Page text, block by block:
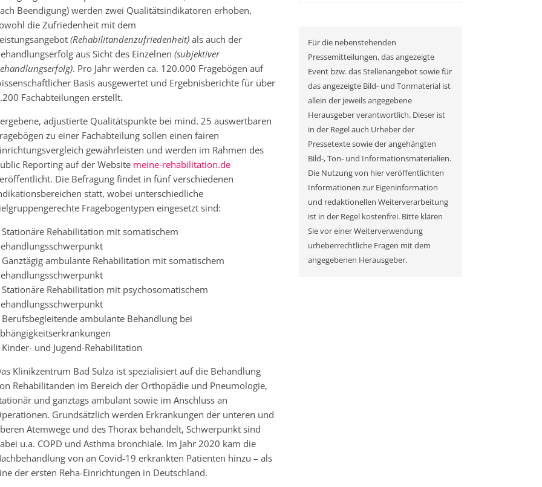
Beendigung) werden zwei Qualitätsindikatoren erhoben,
die Zufriedenheit mit dem
(Rehabilitandenzufriedenheit) als auch der
aus Sicht des Einzelnen (subjektiver
. Pro Jahr werden ca. 120.000 Fragebögen auf
Basis ausgewertet und Ergebnisberichte für über
Fachabteilungen erstellt.
adjustierte Qualitätspunkte bei mind. 25 auswertbaren
zu einer Fachabteilung sollen einen fairen
gewährleisten und werden im Rahmen des
Reporting auf der Website meine-rehabilitation.de
Die Befragung findet in fünf verschiedenen
statt, wobei unterschiedliche
Fragebogentypen eingesetzt sind:
Stationäre Rehabilitation mit somatischem
Ganztägig ambulante Rehabilitation mit somatischem
Stationäre Rehabilitation mit psychosomatischem
Berufsbegleitende ambulante Behandlung bei
Kinder- und Jugend-Rehabilitation
Klinikzentrum Bad Sulza ist spezialisiert auf die Behandlung
Rehabilitanden im Bereich der Orthopädie und Pneumologie,
und ganztags ambulant sowie im Anschluss an
Grundsätzlich werden Erkrankungen der unteren und
Atemwege und des Thorax behandelt, Schwerpunkt sind
u.a. COPD und Asthma bronchiale. Im Jahr 2020 kam die
von an Covid-19 erkrankten Patienten hinzu – als
der ersten Reha-Einrichtungen in Deutschland.
Für die nebenstehenden
Pressemitteilungen, das angezeigte
Event bzw. das Stellenangebot sowie für
das angezeigte Bild- und Tonmaterial ist
allein der jeweils angegebene
Herausgeber verantwortlich. Dieser ist
in der Regel auch Urheber der
Pressetexte sowie der angehängten
Bild-, Ton- und Informationsmaterialien.
Die Nutzung von hier veröffentlichten
Informationen zur Eigeninformation
und redaktionellen Weiterverarbeitung
ist in der Regel kostenfrei. Bitte klären
Sie vor einer Weiterverwendung
urheberrechtliche Fragen mit dem
angegebenen Herausgeber.